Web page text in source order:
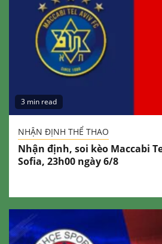
3 min read
NHẬN ĐỊNH THỂ THAO
Nhận định, soi kèo Maccabi
Sofia, 23h00 ngày 6/8